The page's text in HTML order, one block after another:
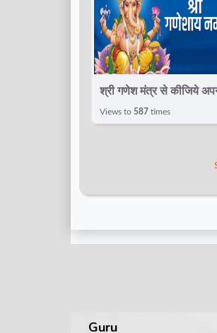
श्री गणेश मंत्र से कीजिये
दिन की शुरुआत "ॐ गणेशाय
Views to 587 times
Guru